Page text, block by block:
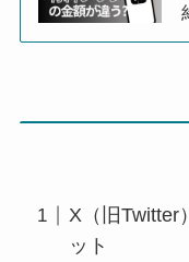
X（旧Twitter
ット